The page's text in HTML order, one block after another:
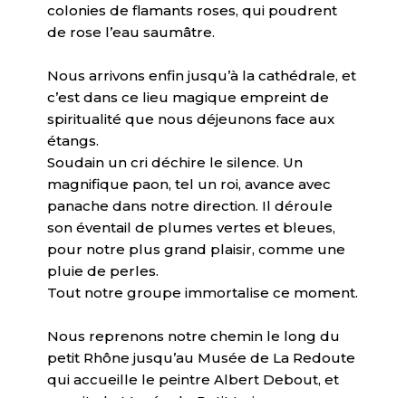
colonies de flamants roses, qui poudrent
de rose l’eau saumâtre.
Nous arrivons enfin jusqu’à la cathédrale, et
c’est dans ce lieu magique empreint de
spiritualité que nous déjeunons face aux
étangs.
Soudain un cri déchire le silence. Un
magnifique paon, tel un roi, avance avec
panache dans notre direction. Il déroule
son éventail de plumes vertes et bleues,
pour notre plus grand plaisir, comme une
pluie de perles.
Tout notre groupe immortalise ce moment.
Nous reprenons notre chemin le long du
petit Rhône jusqu’au Musée de La Redoute
qui accueille le peintre Albert Debout, et